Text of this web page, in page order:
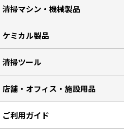
清掃マシン・機械製品
ケミカル製品
清掃ツール
店舗・オフィス・施設用品
ご利用ガイド